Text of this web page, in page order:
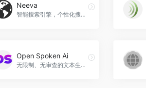
Neeva
智能搜索引擎，个性化搜索体验，Neeva官网入口网址
Open Spoken Ai
无限制、无审查的文本生成器，Open Spoken Ai官网入口网址